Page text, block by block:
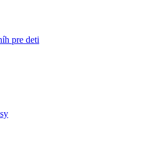
pre deti